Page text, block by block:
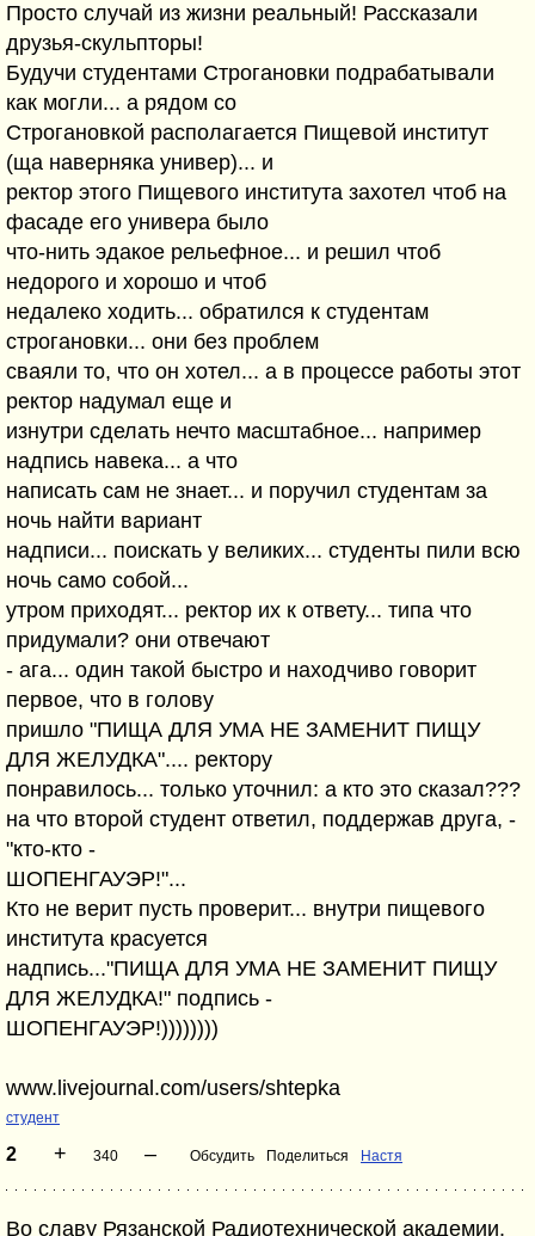
Просто случай из жизни реальный! Рассказали
друзья-скульпторы!
Будучи студентами Строгановки подрабатывали
как могли... а рядом со
Строгановкой располагается Пищевой институт
(ща наверняка универ)... и
ректор этого Пищевого института захотел чтоб на
фасаде его универа было
что-нить эдакое рельефное... и решил чтоб
недорого и хорошо и чтоб
недалеко ходить... обратился к студентам
строгановки... они без проблем
сваяли то, что он хотел... а в процессе работы этот
ректор надумал еще и
изнутри сделать нечто масштабное... например
надпись навека... а что
написать сам не знает... и поручил студентам за
ночь найти вариант
надписи... поискать у великих... студенты пили всю
ночь само собой...
утром приходят... ректор их к ответу... типа что
придумали? они отвечают
- ага... один такой быстро и находчиво говорит
первое, что в голову
пришло "ПИЩА ДЛЯ УМА НЕ ЗАМЕНИТ ПИЩУ
ДЛЯ ЖЕЛУДКА".... ректору
понравилось... только уточнил: а кто это сказал???
на что второй студент ответил, поддержав друга, -
"кто-кто -
ШОПЕНГАУЭР!"...
Кто не верит пусть проверит... внутри пищевого
института красуется
надпись..."ПИЩА ДЛЯ УМА НЕ ЗАМЕНИТ ПИЩУ
ДЛЯ ЖЕЛУДКА!" подпись -
ШОПЕНГАУЭР!))))))))
www.livejournal.com/users/shtepka
студент
2 + 340 – Обсудить Поделиться Настя
Во славу Рязанской Радиотехнической академии.